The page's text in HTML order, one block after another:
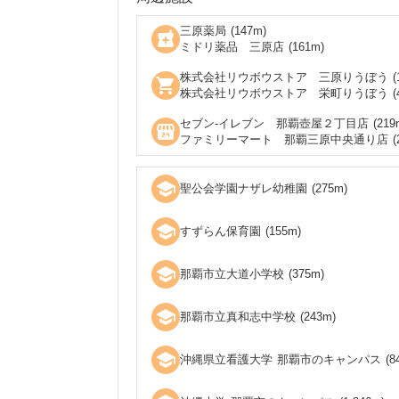
local_pharmacy 三原薬局 (147m)
ミドリ薬品 三原店 (161m)
shopping_cart 株式会社リウボウストア 三原りうぼう (
株式会社リウボウストア 栄町りうぼう (
local_convenience_store セブン‐イレブン 那覇壺屋２丁目店 (219
ファミリーマート 那覇三原中央通り店 (
school 聖公会学園ナザレ幼稚園 (275m)
school すずらん保育園 (155m)
school 那覇市立大道小学校 (375m)
school 那覇市立真和志中学校 (243m)
school 沖縄県立看護大学 那覇市のキャンパス (